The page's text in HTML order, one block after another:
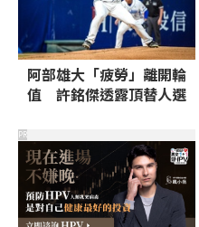
阿部雄大「疲勞」離開輪
值 許銘傑透露頂替人選
PR